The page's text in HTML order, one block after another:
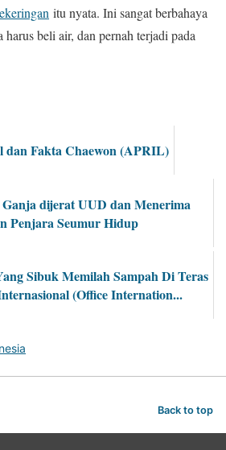
itu nyata. Ini sangat berbahaya
harus beli air, dan pernah terjadi pada
dan Fakta Chaewon (APRIL)
dijerat UUD dan Menerima
Penjara Seumur Hidup
Sibuk Memilah Sampah Di Teras
(Office Internation...
Back to top